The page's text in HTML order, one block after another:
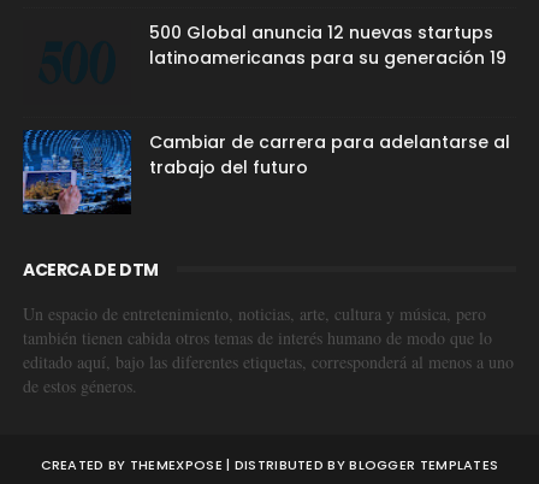
500 Global anuncia 12 nuevas startups
latinoamericanas para su generación 19
Cambiar de carrera para adelantarse al
trabajo del futuro
ACERCA DE DTM
Un espacio de entretenimiento, noticias, arte, cultura y música, pero
también tienen cabida otros temas de interés humano de modo que lo
editado aquí, bajo las diferentes etiquetas, corresponderá al menos a uno
de estos géneros.
CREATED BY THEMEXPOSE | DISTRIBUTED BYBLOGGER TEMPLATES